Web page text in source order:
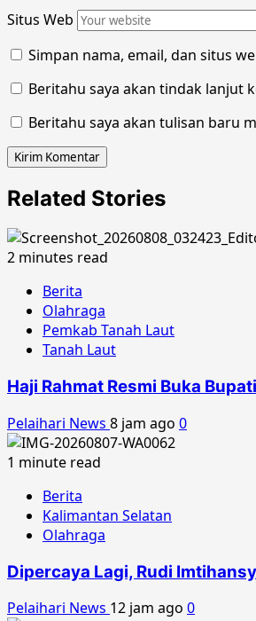
Situs Web
Simpan nama, email, dan situs
Beritahu saya akan tindak lanjut
Beritahu saya akan tulisan baru
Related Stories
2 minutes read
Berita
Olahraga
Pemkab Tanah Laut
Tanah Laut
Haji Rahmat Resmi Buka
Pelaihari News 8 jam ago 0
1 minute read
Berita
Kalimantan Selatan
Olahraga
Dipercaya Lagi, Rudi
Pelaihari News 12 jam ago 0